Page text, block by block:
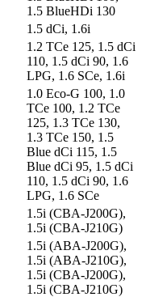
1.5 BlueHDi 130
1.5 dCi, 1.6i
1.2 TCe 125, 1.5 dCi
110, 1.5 dCi 90, 1.6
LPG, 1.6 SCe, 1.6i
1.0 Eco-G 100, 1.0
TCe 100, 1.2 TCe
125, 1.3 TCe 130,
1.3 TCe 150, 1.5
Blue dCi 115, 1.5
Blue dCi 95, 1.5 dCi
110, 1.5 dCi 90, 1.6
LPG, 1.6 SCe
1.5i (CBA-J200G),
1.5i (CBA-J210G)
1.5i (ABA-J200G),
1.5i (ABA-J210G),
1.5i (CBA-J200G),
1.5i (CBA-J210G)